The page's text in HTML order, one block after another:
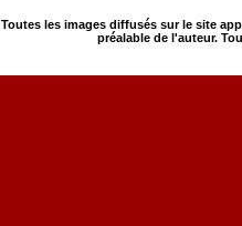
Toutes les images diffusés sur le site
préalable de l'auteur.